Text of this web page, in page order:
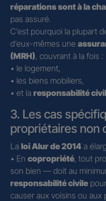
réparations sont à la
pas assuré.
C’est pourquoi la plupart
d’eux-mêmes une
(MRH), couvrant à la fois :
• le logement,
• les biens mobiliers,
• et la responsabilité
3. Les cas
propriétaires non
La loi Alur de 2014 a
• En copropriété, tout
son bien — doit au
responsabilité civile
causer aux voisins ou aux